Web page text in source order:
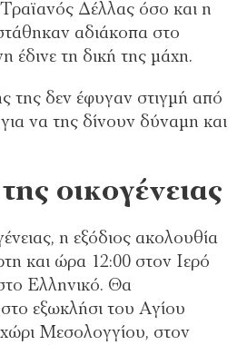
Δέλλας όσο και η
αδιάκοπα στο
έδινε τη δική της μάχη.
της δεν έφυγαν στιγμή από
να της δίνουν δύναμη και
οικογένειας
η εξόδιος ακολουθία
και ώρα 12:00 στον Ιερό
Ελληνικό. Θα
εξωκλήσι του Αγίου
Μεσολογγίου, στον